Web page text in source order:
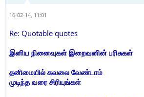
16-02-14, 11:01
Re: Quotable quotes
இனிய நினைவுகள் இறைவனின் பரிசுகள்
தனிமையில் கவலை வேண்டாம்
முடிந்த வரை சிரியுங்கள்